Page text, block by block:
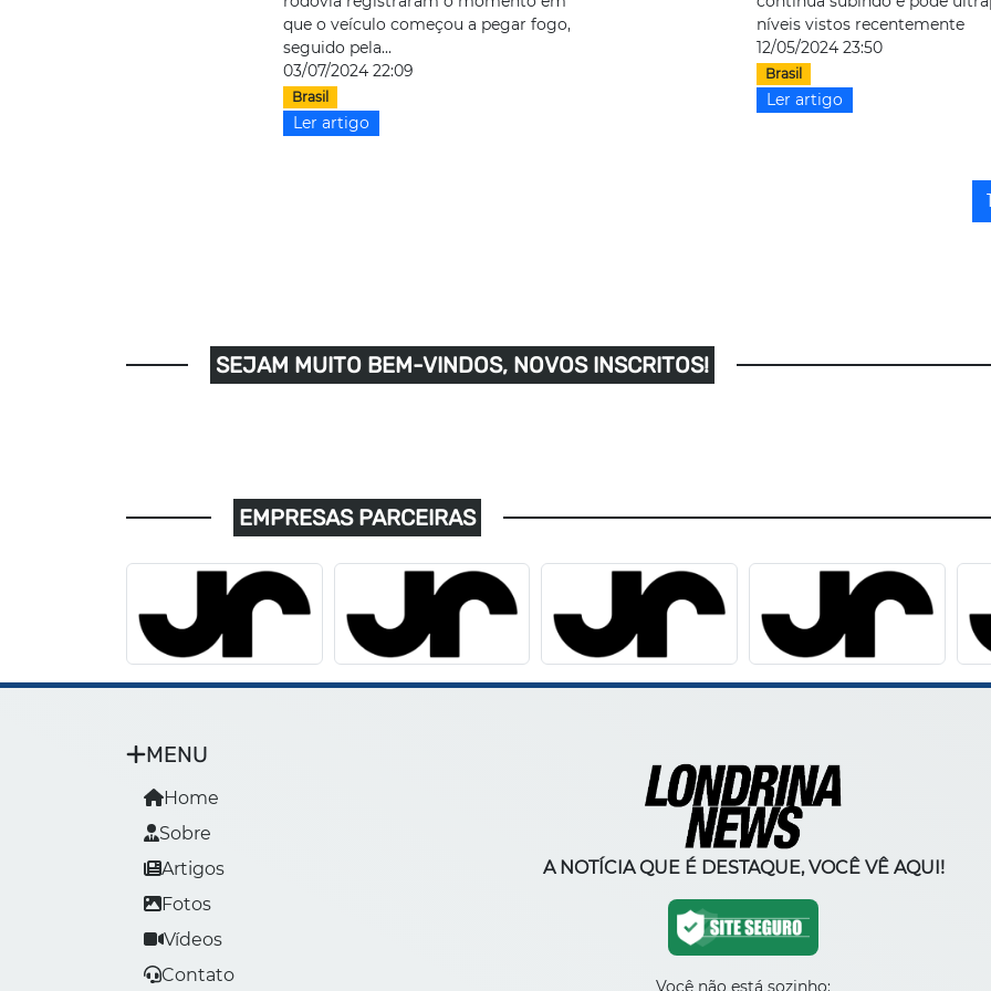
que o veículo começou a pegar fogo,
seguido pela...
03/07/2024 22:09
Brasil
Ler artigo
níveis vistos recentemente
12/05/2024 23:50
Brasil
Ler artigo
1
SEJAM MUITO BEM-VINDOS, NOVOS INSCRITOS!
EMPRESAS PARCEIRAS
A NOTÍCIA QUE É DESTAQUE, VOCÊ VÊ AQUI!
Você não está sozinho:
MENU
Home
Sobre
Artigos
Fotos
Vídeos
Contato